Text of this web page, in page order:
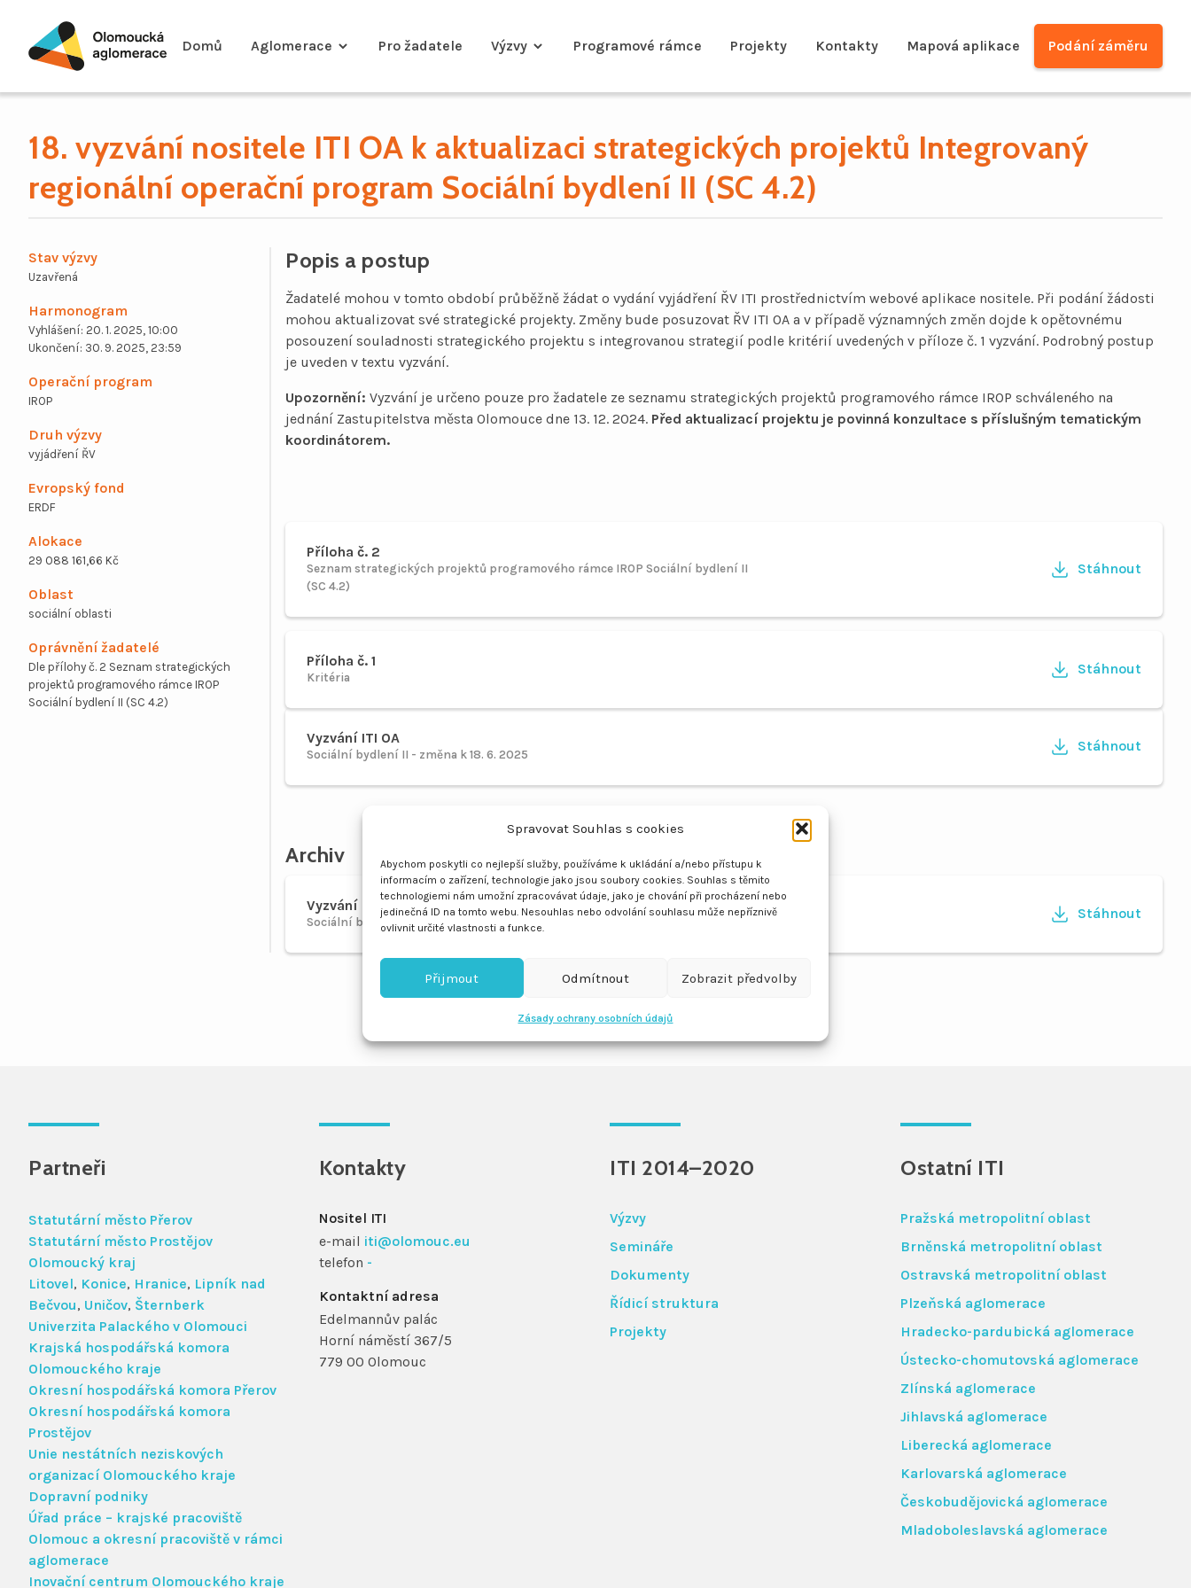
Spravovat Souhlas s cookies
Abychom poskytli co nejlepší služby, používáme k ukládání a/nebo přístupu k
informacím o zařízení, technologie jako jsou soubory cookies. Souhlas s těmito
technologiemi nám umožní zpracovávat údaje, jako je chování při procházení nebo
jedinečná ID na tomto webu. Nesouhlas nebo odvolání souhlasu může nepříznivě
ovlivnit určité vlastnosti a funkce.
Přijmout Odmítnout Zobrazit předvolby
Zásady ochrany osobních údajů
content
Domů Aglomerace Pro žadatele Výzvy Programové rámce Projekty Kontakty Mapová aplikace Podání záměru
18. vyzvání nositele ITI OA k aktualizaci strategických projektů Integrovaný
regionální operační program Sociální bydlení II (SC 4.2)
Stav výzvy
Uzavřená
Harmonogram
Vyhlášení: 20. 1. 2025, 10:00
Ukončení: 30. 9. 2025, 23:59
Operační program
IROP
Druh výzvy
vyjádření ŘV
Evropský fond
ERDF
Alokace
29 088 161,66 Kč
Oblast
sociální oblasti
Oprávnění žadatelé
Dle přílohy č. 2 Seznam strategických
projektů programového rámce IROP
Sociální bydlení II (SC 4.2)
Popis a postup
Žadatelé mohou v tomto období průběžně žádat o vydání vyjádření ŘV ITI prostřednictvím webové aplikace nositele. Při podání žádosti
mohou aktualizovat své strategické projekty. Změny bude posuzovat ŘV ITI OA a v případě významných změn dojde k opětovnému
posouzení souladnosti strategického projektu s integrovanou strategií podle kritérií uvedených v příloze č. 1 vyzvání. Podrobný postup
je uveden v textu vyzvání.
Upozornění: Vyzvání je určeno pouze pro žadatele ze seznamu strategických projektů programového rámce IROP schváleného na
jednání Zastupitelstva města Olomouce dne 13. 12. 2024. Před aktualizací projektu je povinná konzultace s příslušným tematickým
koordinátorem.
Vyzvání ITI OA
Sociální bydlení II - změna k 18. 6. 2025 Stáhnout
Příloha č. 1
Kritéria Stáhnout
Příloha č. 2
Seznam strategických projektů programového rámce IROP Sociální bydlení II
(SC 4.2)
Stáhnout
Archiv
Vyzvání ITI OA
Sociální bydlení II Stáhnout
Partneři
Statutární město Přerov
Statutární město Prostějov
Olomoucký kraj
Litovel, Konice, Hranice, Lipník nad
Bečvou, Uničov, Šternberk
Univerzita Palackého v Olomouci
Krajská hospodářská komora
Olomouckého kraje
Okresní hospodářská komora Přerov
Okresní hospodářská komora
Prostějov
Unie nestátních neziskových
organizací Olomouckého kraje
Dopravní podniky
Úřad práce – krajské pracoviště
Olomouc a okresní pracoviště v rámci
aglomerace
Inovační centrum Olomouckého kraje
Kontakty
Nositel ITI
e-mail iti@olomouc.eu
telefon -
Kontaktní adresa
Edelmannův palác
Horní náměstí 367/5
779 00 Olomouc
ITI 2014–2020
Výzvy
Semináře
Dokumenty
Řídicí struktura
Projekty
Ostatní ITI
Pražská metropolitní oblast
Brněnská metropolitní oblast
Ostravská metropolitní oblast
Plzeňská aglomerace
Hradecko-pardubická aglomerace
Ústecko-chomutovská aglomerace
Zlínská aglomerace
Jihlavská aglomerace
Liberecká aglomerace
Karlovarská aglomerace
Českobudějovická aglomerace
Mladoboleslavská aglomerace